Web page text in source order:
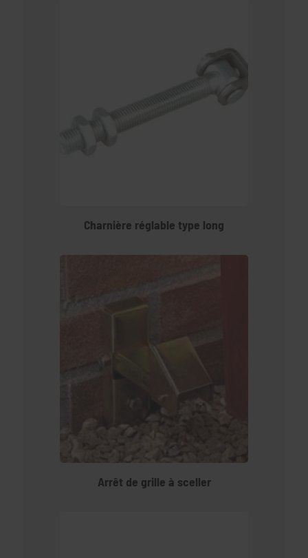
Charnière réglable type long
Arrêt de grille à sceller